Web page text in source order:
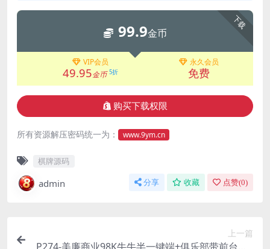
下载
99.9金币
VIP会员
49.95金币 5折
永久会员
免费
购买下载权限
所有资源解压密码统一为： www.9ym.cn
棋牌源码
admin 分享 收藏 点赞(0)
上一篇